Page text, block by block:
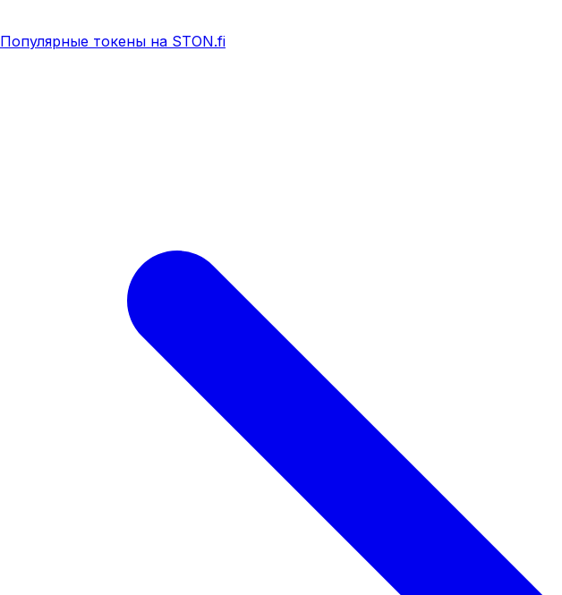
Популярные токены на STON.fi